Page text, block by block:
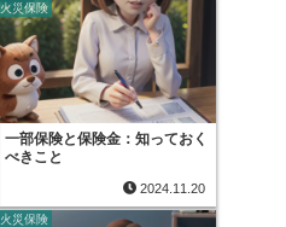
火災保険
一部保険と保険金：知っておく
べきこと
2024.11.20
火災保険